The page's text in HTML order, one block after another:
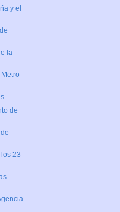
y el
la
de
23